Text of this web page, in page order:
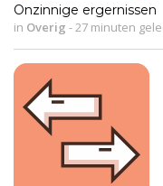
Onzinnige ergernissen
in Overig - 27 minuten